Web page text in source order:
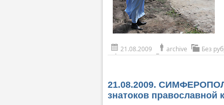
21.08.2009 archive Без
21.08.2009.
знатоков православной